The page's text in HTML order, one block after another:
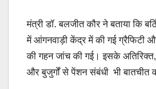
मंत्री डॉ. बलजीत कौर ने बताया कि
में आंगनवाड़ी केंद्र में की गई ग्रैफिटी
की गहन जांच की गई। इसके अतिरिक्त,
और बुजुर्गों से पेंशन संबंधी भी बातचीत